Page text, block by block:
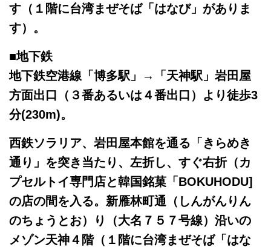
す（１階に台湾まぜそば「はなび」がありま
す）。
■地下鉄
地下鉄空港線「博多駅」→「天神駅」岩田屋
方面出口（３番あるいは４番出口）より徒歩3
分(230m)。
西鉄ソラリア、岩田屋本館を通る「きらめき
通り」を突き当たり、左折し、すぐ右折（カ
プセルトイ専門店と韓国銘菓「BOKUHODU]
の店の間を入る。新雁林町通（しんがんりん
のちょうとお）り（大名７５７号線）沿いの
メゾン天神４階（１階に台湾まぜそば「はな